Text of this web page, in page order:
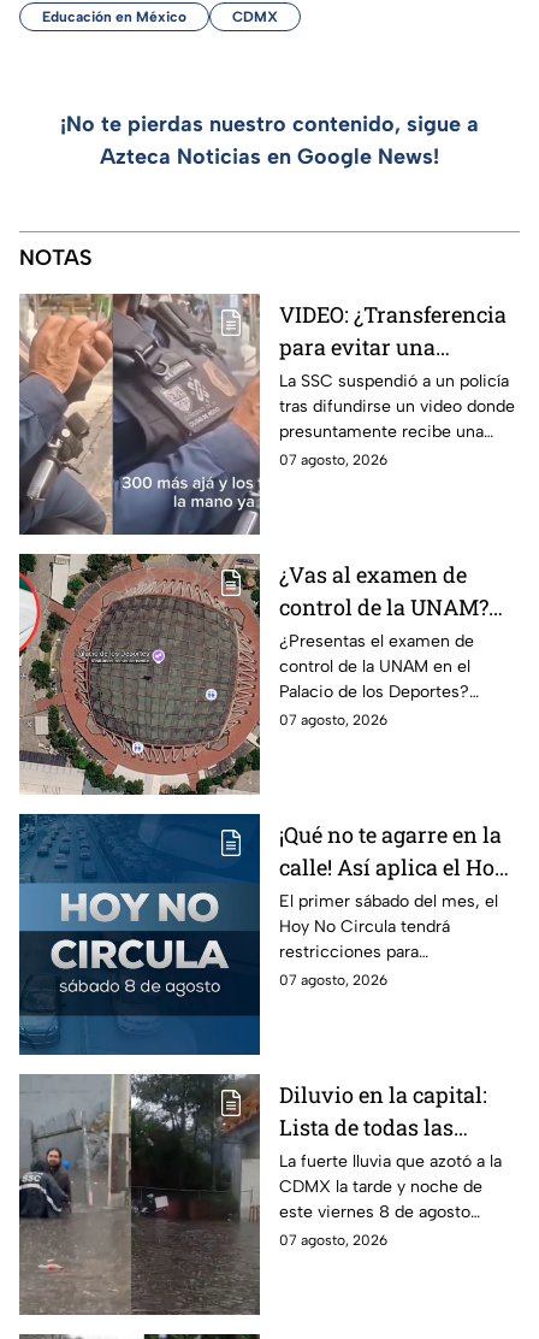
Educación en México CDMX
¡No te pierdas nuestro contenido, sigue a
Azteca Noticias en Google News!
NOTAS
VIDEO: ¿Transferencia
para evitar una
sanción? SSC suspende
a policía y abre
investigación
La SSC suspendió a un policía
tras difundirse un video donde
presuntamente recibe una
transferencia para evitar una
07 agosto, 2026
¿Vas al examen de
control de la UNAM?
Así puedes llegar al
Palacio de los Deportes
en Metro, camión y
Metrobús
¿Presentas el examen de
control de la UNAM en el
Palacio de los Deportes?
Consulta cómo llegar en
07 agosto, 2026
¡Qué no te agarre en la
calle! Así aplica el Hoy
No Circula el primer
sábado del mes
El primer sábado del mes, el
Hoy No Circula tendrá
restricciones para
determinados vehículos en la
07 agosto, 2026
Diluvio en la capital:
Lista de todas las
inundaciones en CDMX
HOY viernes 7 de
agosto
La fuerte lluvia que azotó a la
CDMX la tarde y noche de
este viernes 8 de agosto
provocó inundaciones y otras
07 agosto, 2026